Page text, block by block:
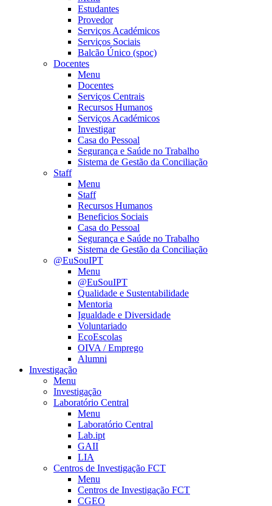
Estudantes
Provedor
Serviços Académicos
Serviços Sociais
Balcão Único (spoc)
Docentes
Menu
Docentes
Serviços Centrais
Recursos Humanos
Serviços Académicos
Investigar
Casa do Pessoal
Segurança e Saúde no Trabalho
Sistema de Gestão da Conciliação
Staff
Menu
Staff
Recursos Humanos
Beneficios Sociais
Casa do Pessoal
Segurança e Saúde no Trabalho
Sistema de Gestão da Conciliação
@EuSouIPT
Menu
@EuSouIPT
Qualidade e Sustentabilidade
Mentoria
Igualdade e Diversidade
Voluntariado
EcoEscolas
OIVA / Emprego
Alumni
Investigação
Menu
Investigação
Laboratório Central
Menu
Laboratório Central
Lab.ipt
GAII
LIA
Centros de Investigação FCT
Menu
Centros de Investigação FCT
CGEO